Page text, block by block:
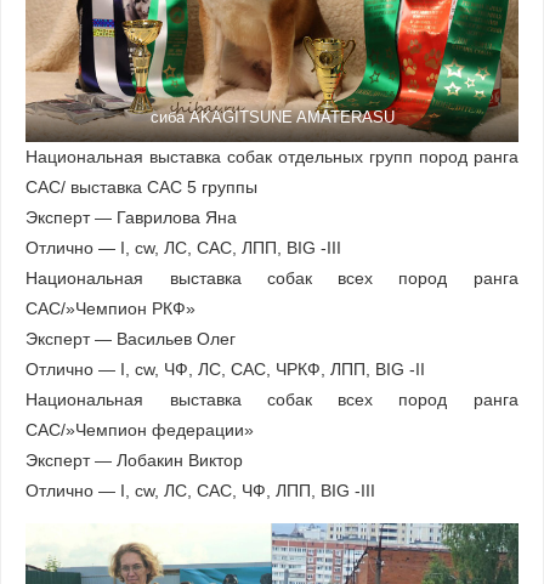
сиба AKAGITSUNE AMATERASU
Национальная выставка собак отдельных групп пород ранга
САС/ выставка САС 5 группы
Эксперт — Гаврилова Яна
Отлично — I, cw, ЛС, САС, ЛПП, BIG -III
Национальная выставка собак всех пород ранга
САС/»Чемпион РКФ»
Эксперт — Васильев Олег
Отлично — I, cw, ЧФ, ЛС, САС, ЧРКФ, ЛПП, BIG -II
Национальная выставка собак всех пород ранга
САС/»Чемпион федерации»
Эксперт — Лобакин Виктор
Отлично — I, cw, ЛС, САС, ЧФ, ЛПП, BIG -III